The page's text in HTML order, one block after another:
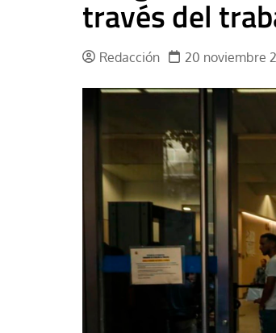
INFOR. Boletín informativo del
MMTC
Laboral
Los empobrecidos por el
Radio — Mundo obrero hoy
Vidas precarias
través del
Redacción 20 noviembre